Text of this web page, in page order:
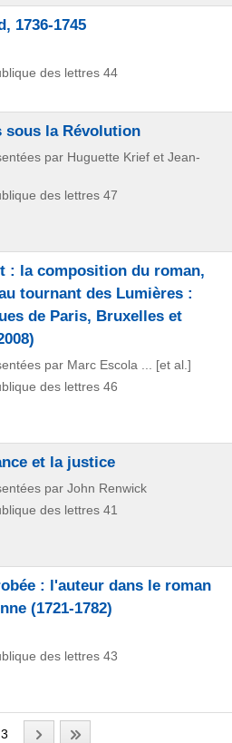
1736-1745
des lettres 44
sous la Révolution
par Huguette Krief et Jean-
des lettres 47
: la composition du roman,
tournant des Lumières :
de Paris, Bruxelles et
par Marc Escola ... [et al.]
des lettres 46
et la justice
par John Renwick
des lettres 41
: l'auteur dans le roman
(1721-1782)
des lettres 43